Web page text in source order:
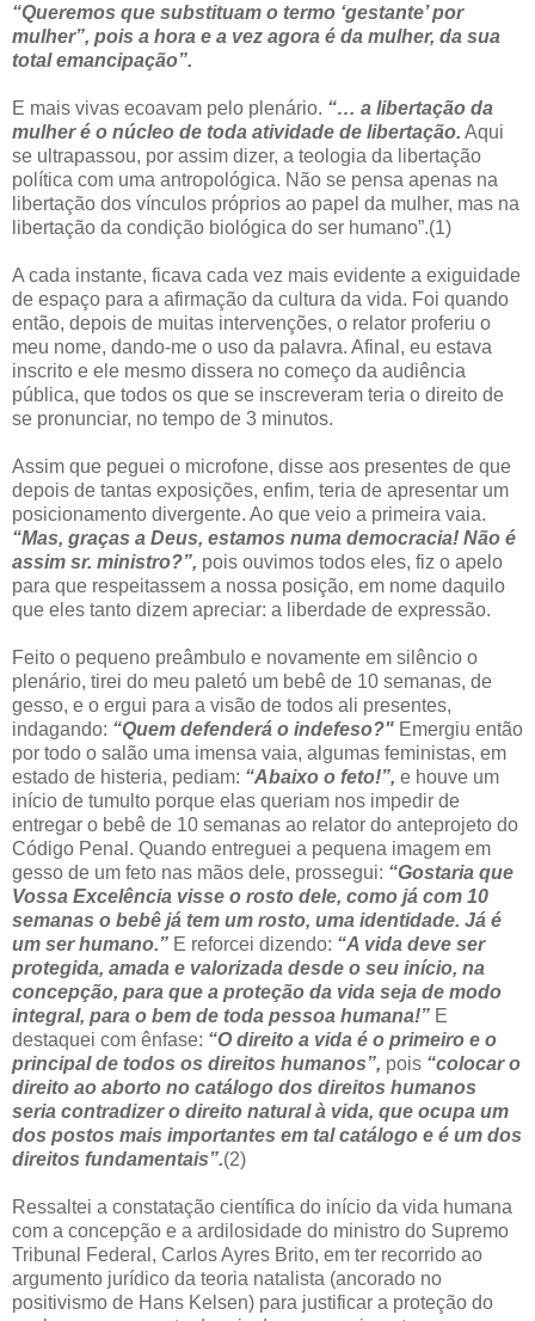
“Queremos que substituam o termo ‘gestante’ por
mulher”, pois a hora e a vez agora é da mulher, da sua
total emancipação”.
E mais vivas ecoavam pelo plenário. “… a libertação da
mulher é o núcleo de toda atividade de libertação. Aqui
se ultrapassou, por assim dizer, a teologia da libertação
política com uma antropológica. Não se pensa apenas na
libertação dos vínculos próprios ao papel da mulher, mas na
libertação da condição biológica do ser humano”.(1)
A cada instante, ficava cada vez mais evidente a exiguidade
de espaço para a afirmação da cultura da vida. Foi quando
então, depois de muitas intervenções, o relator proferiu o
meu nome, dando-me o uso da palavra. Afinal, eu estava
inscrito e ele mesmo dissera no começo da audiência
pública, que todos os que se inscreveram teria o direito de
se pronunciar, no tempo de 3 minutos.
Assim que peguei o microfone, disse aos presentes de que
depois de tantas exposições, enfim, teria de apresentar um
posicionamento divergente. Ao que veio a primeira vaia.
“Mas, graças a Deus, estamos numa democracia! Não é
assim sr. ministro?”, pois ouvimos todos eles, fiz o apelo
para que respeitassem a nossa posição, em nome daquilo
que eles tanto dizem apreciar: a liberdade de expressão.
Feito o pequeno preâmbulo e novamente em silêncio o
plenário, tirei do meu paletó um bebê de 10 semanas, de
gesso, e o ergui para a visão de todos ali presentes,
indagando: “Quem defenderá o indefeso?" Emergiu então
por todo o salão uma imensa vaia, algumas feministas, em
estado de histeria, pediam: “Abaixo o feto!”, e houve um
início de tumulto porque elas queriam nos impedir de
entregar o bebê de 10 semanas ao relator do anteprojeto do
Código Penal. Quando entreguei a pequena imagem em
gesso de um feto nas mãos dele, prossegui: “Gostaria que
Vossa Excelência visse o rosto dele, como já com 10
semanas o bebê já tem um rosto, uma identidade. Já é
um ser humano.” E reforcei dizendo: “A vida deve ser
protegida, amada e valorizada desde o seu início, na
concepção, para que a proteção da vida seja de modo
integral, para o bem de toda pessoa humana!” E
destaquei com ênfase: “O direito a vida é o primeiro e o
principal de todos os direitos humanos”, pois “colocar o
direito ao aborto no catálogo dos direitos humanos
seria contradizer o direito natural à vida, que ocupa um
dos postos mais importantes em tal catálogo e é um dos
direitos fundamentais”.(2)
Ressaltei a constatação científica do início da vida humana
com a concepção e a ardilosidade do ministro do Supremo
Tribunal Federal, Carlos Ayres Brito, em ter recorrido ao
argumento jurídico da teoria natalista (ancorado no
positivismo de Hans Kelsen) para justificar a proteção do